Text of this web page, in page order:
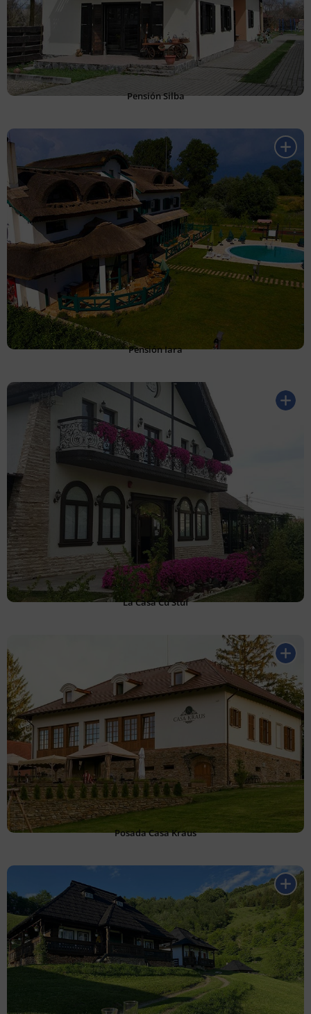
Pensión Silba
Pensión Iara
La Casa Cu Stuf
Posada Casa Kraus